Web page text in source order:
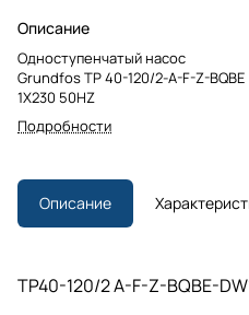
Описание
Одноступенчатый насос
Grundfos TP 40-120/2-A-F-Z-BQBE
1X230 50HZ
Подробности
Описание
TP40-120/2 A-F-Z-BQBE-